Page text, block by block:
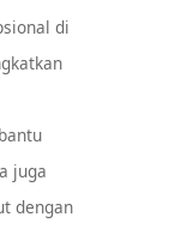
di
juga
dengan